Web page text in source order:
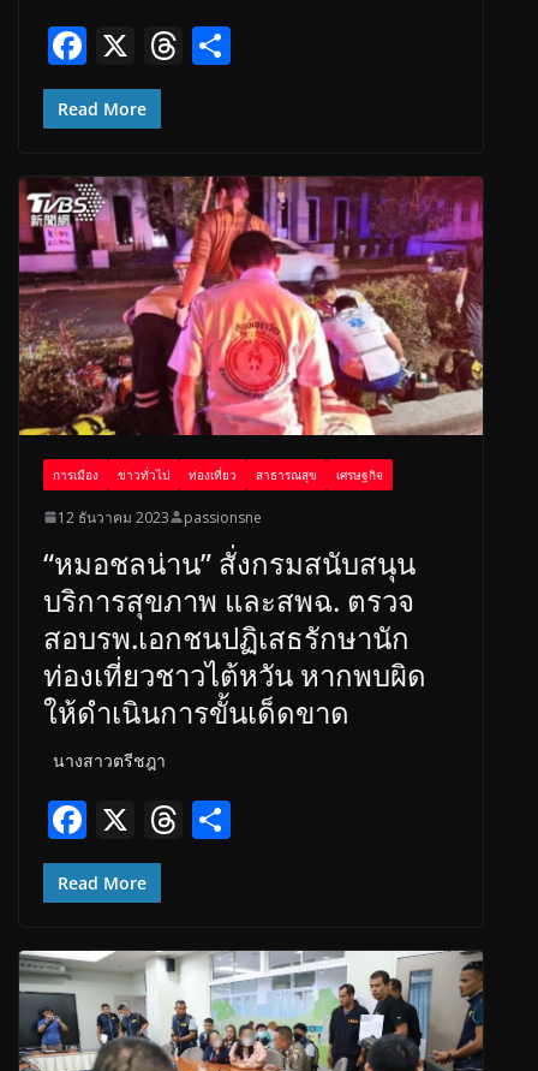
F
ac
e
o
o
k
X T
d
s
Read More
การเมือง ข่าวทั่วไป ท่องเที่ยว สาธารณสุข เศรษฐกิจ
12 ธันวาคม 2023 passionsne
“หมอชลน่าน” สั่งกรมสนับสนุน
บริการสุขภาพ และสพฉ. ตรวจ
สอบรพ.เอกชนปฏิเสธรักษานัก
ท่องเที่ยวชาวไต้หวัน หากพบผิด
ให้ดำเนินการขั้นเด็ดขาด
นางสาวตรีชฎา
F
ac
e
o
o
k
X T
d
s
Read More